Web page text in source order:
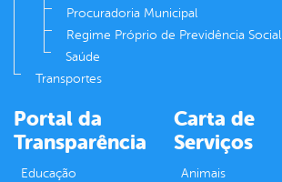
Procuradoria Municipal
Regime Próprio de Previdência Social
Saúde
Transportes
Portal da
Transparência
Educação
Carta de
Serviços
Animais